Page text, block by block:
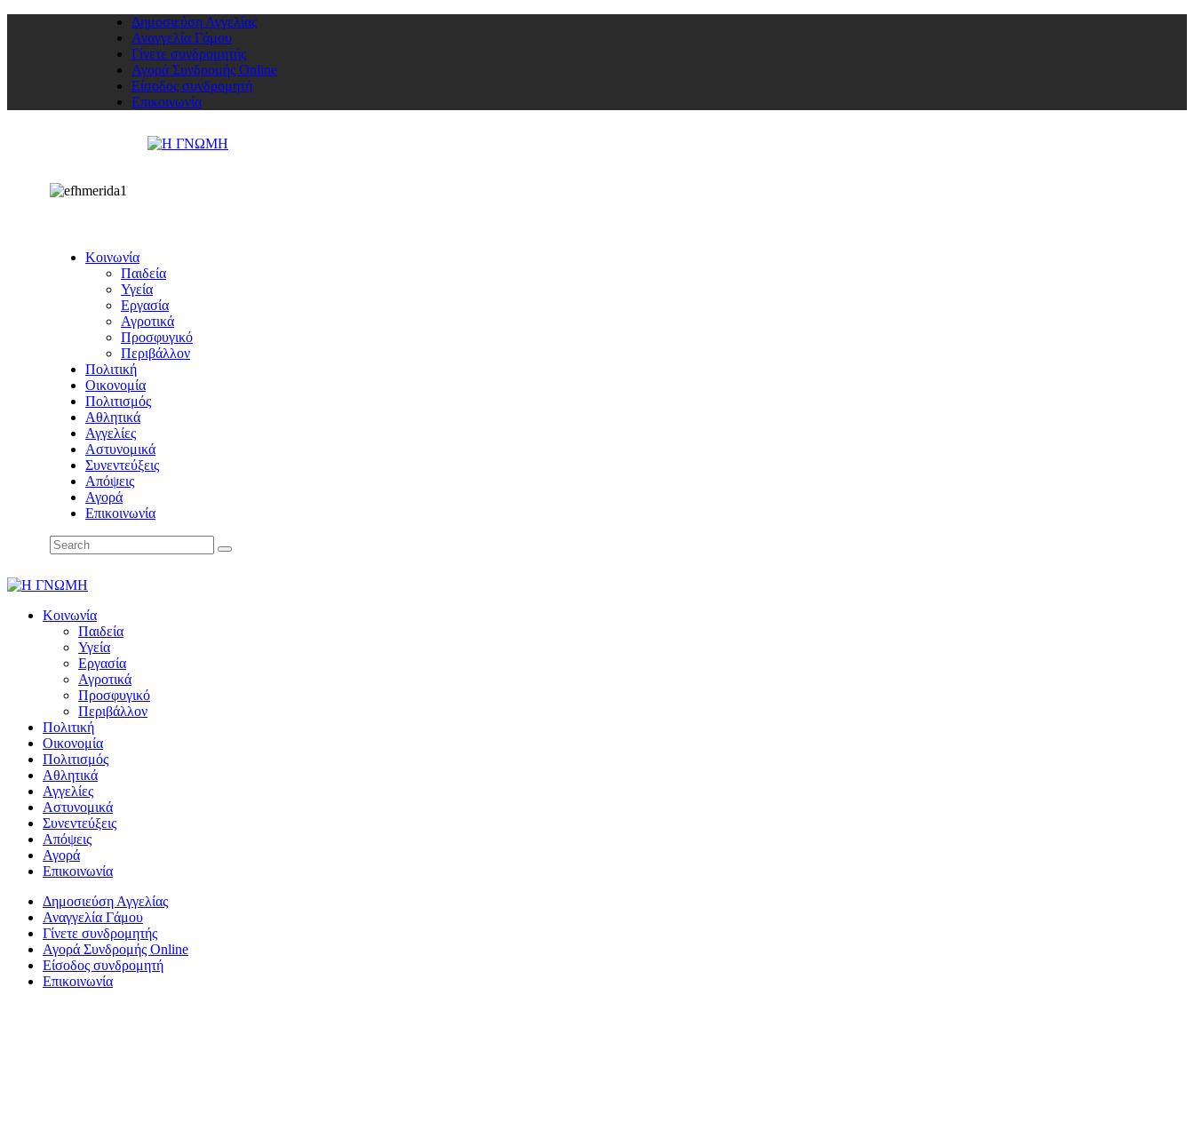
Δημοσιεύση Αγγελίας
Αναγγελία Γάμου
Γίνετε συνδρομητής
Αγορά Συνδρομής Online
Είσοδος συνδρομητή
Επικοινωνία
Κοινωνία
Παιδεία
Υγεία
Εργασία
Αγροτικά
Προσφυγικό
Περιβάλλον
Πολιτική
Οικονομία
Πολιτισμός
Αθλητικά
Αγγελίες
Αστυνομικά
Συνεντεύξεις
Απόψεις
Αγορά
Επικοινωνία
Κοινωνία
Παιδεία
Υγεία
Εργασία
Αγροτικά
Προσφυγικό
Περιβάλλον
Πολιτική
Οικονομία
Πολιτισμός
Αθλητικά
Αγγελίες
Αστυνομικά
Συνεντεύξεις
Απόψεις
Αγορά
Επικοινωνία
Δημοσιεύση Αγγελίας
Αναγγελία Γάμου
Γίνετε συνδρομητής
Αγορά Συνδρομής Online
Είσοδος συνδρομητή
Επικοινωνία